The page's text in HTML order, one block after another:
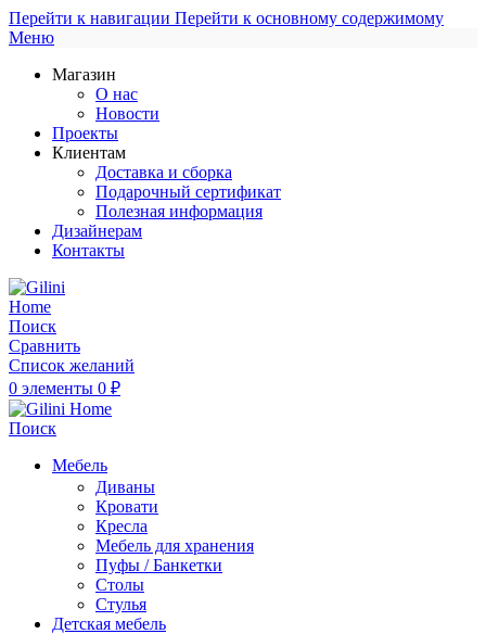
Перейти к навигации Перейти к основному содержимому
Меню
Магазин
О нас
Новости
Проекты
Клиентам
Доставка и сборка
Подарочный сертификат
Полезная информация
Дизайнерам
Контакты
Поиск
Сравнить
Список желаний
0 элементы 0 ₽
Поиск
Мебель
Диваны
Кровати
Кресла
Мебель для хранения
Пуфы / Банкетки
Столы
Стулья
Детская мебель